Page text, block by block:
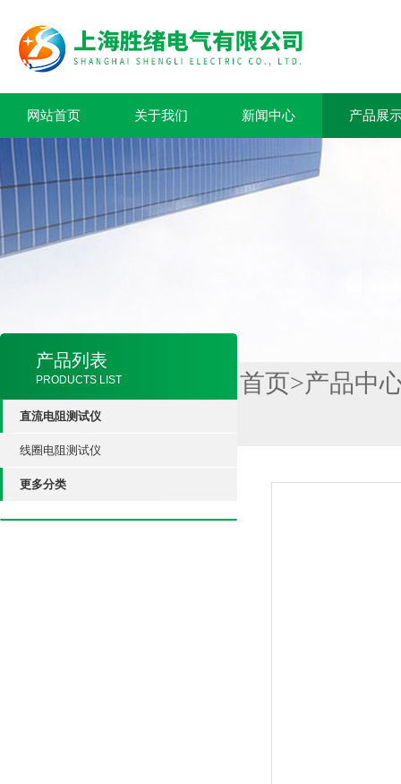
网站首页 关于我们 新闻中心 产品展
产品列表
PRODUCTS LIST
直流电阻测试仪
线圈电阻测试仪
更多分类
首页>产品中